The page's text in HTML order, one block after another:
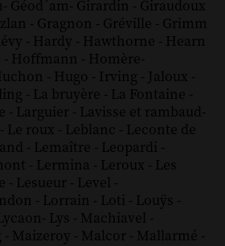
- Géod´am- Girardin - Giraudoux
- Gragnon - Gréville - Grimm
- Hardy - Hawthorne - Hearn
- Hoffmann - Homère-
- Hugo - Irving - Jaloux -
- La bruyère - La Fontaine -
- Larguier - Lavisse et rambaud-
- Le roux - Leblanc - Leconte de
- Lemaître - Leopardi -
- Lermina - Leroux - Les
- Lesueur - Level -
- Lorrain - Loti - Louÿs -
- Lys - Machiavel -
- Maizeroy - Malcor - Mallarmé -